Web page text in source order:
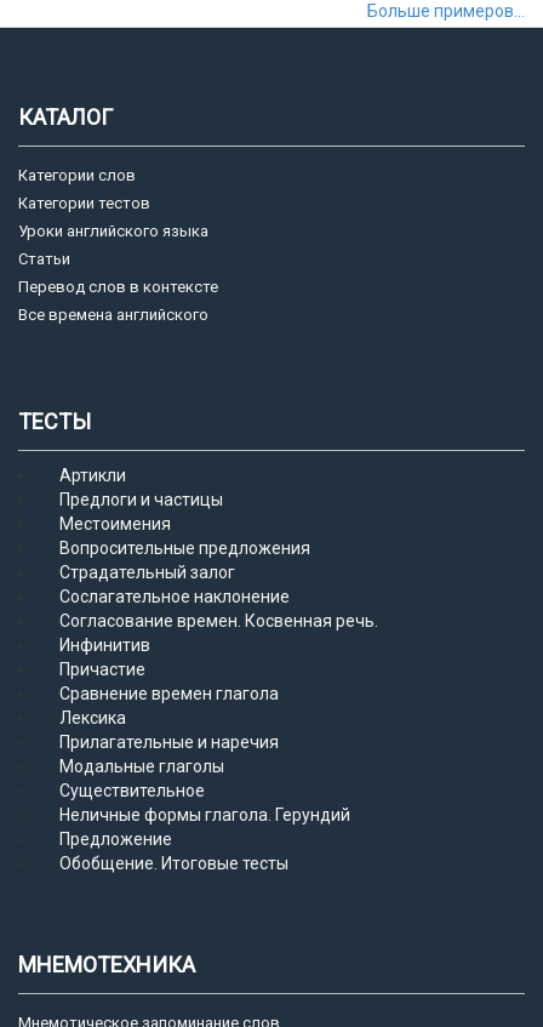
Больше примеров...
КАТАЛОГ
Категории слов
Категории тестов
Уроки английского языка
Статьи
Перевод слов в контексте
Все времена английского
ТЕСТЫ
Артикли
Предлоги и частицы
Местоимения
Вопросительные предложения
Страдательный залог
Сослагательное наклонение
Согласование времен. Косвенная речь.
Инфинитив
Причастие
Сравнение времен глагола
Лексика
Прилагательные и наречия
Модальные глаголы
Существительное
Неличные формы глагола. Герундий
Предложение
Обобщение. Итоговые тесты
МНЕМОТЕХНИКА
Мнемотическое запоминание слов